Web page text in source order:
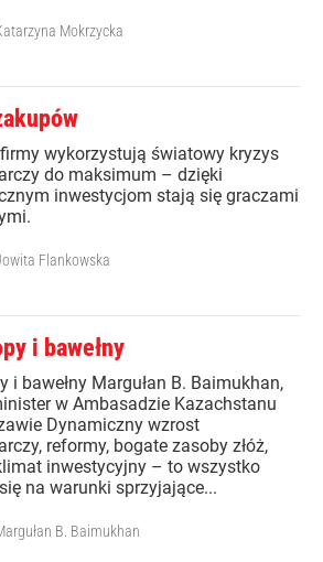
Mokrzycka
wykorzystują światowy kryzys
do maksimum – dzięki
inwestycjom stają się graczami
Flankowska
i bawełny
i bawełny Margułan B. Baimukhan,
w Ambasadzie Kazachstanu
Dynamiczny wzrost
reformy, bogate zasoby złóż,
inwestycyjny – to wszystko
się na warunki sprzyjające...
B. Baimukhan